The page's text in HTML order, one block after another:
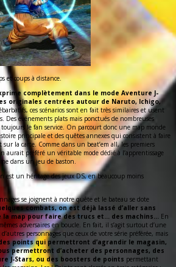
et coups à distance.
complètement dans le mode Aventure J-
originales centrées autour de Naruto, Ichigo,
ces scénarios sont en fait très similaires et usent
Des événements plats mais ponctués de nombreuses
toujours le fan service. On parcourt donc une map monde
principale et des quêtes annexes qui consistent à faire
la carte. Comme dans un beat’em all, les premiers
aurait préféré un véritable mode dédié à l’apprentissage
dans un jeu de baston.
est un héritage des jeux DS, en beaucoup moins
se joignent à notre quête et le bateau se dote
combats, on est déjà lassé d’aller sans
la map pour faire des trucs et… des machins… En
adversaires en boucle. En fait, il s’agit surtout d’une
personnages que ceux de votre série préférée, mais
points qui permettront d’agrandir le magasin,
permettront d’acheter des personnages, des
J-Stars, ou des boosters de points permettant